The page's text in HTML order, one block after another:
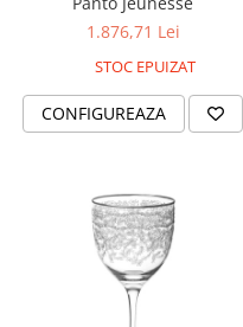
1.876,71 Lei
STOC EPUIZAT
CONFIGUREAZA